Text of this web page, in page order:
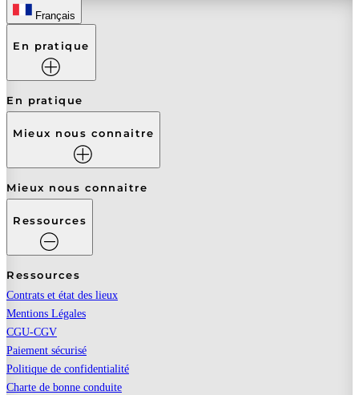
Français
En pratique
En pratique
Mieux nous connaitre
Mieux nous connaitre
Ressources
Ressources
Contrats et état des lieux
Mentions Légales
CGU-CGV
Paiement sécurisé
Politique de confidentialité
Charte de bonne conduite